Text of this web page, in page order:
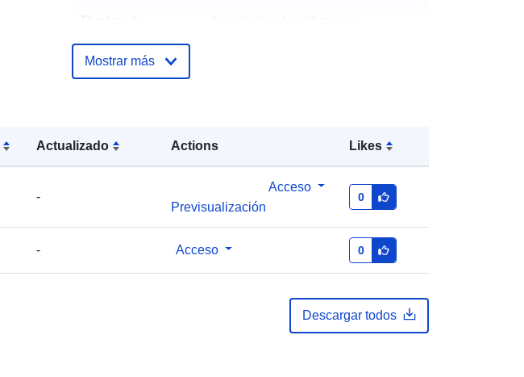
Actualizado Actions Likes
-
Acceso
Previsualización
0
- Acceso 0
Descargar todos
mailto:info@lv.vlaanderen.be
URL:
https://landbouwcijfers.vlaanderen.b
e/contact
Añadido a data.europa.eu:
28 July
Mostrar más